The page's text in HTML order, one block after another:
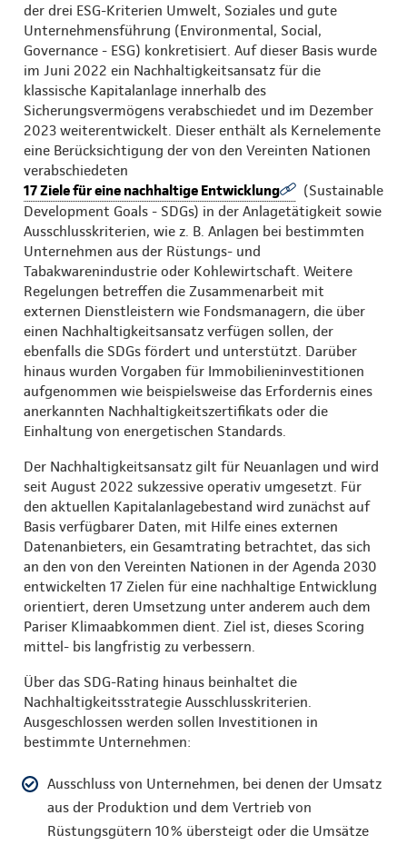
der drei ESG-Kriterien Umwelt, Soziales und gute
Unternehmensführung (Environmental, Social,
Governance - ESG) konkretisiert. Auf dieser Basis wurde
im Juni 2022 ein Nachhaltigkeitsansatz für die
klassische Kapitalanlage innerhalb des
Sicherungsvermögens verabschiedet und im Dezember
2023 weiterentwickelt. Dieser enthält als Kernelemente
eine Berücksichtigung der von den Vereinten Nationen
verabschiedeten
17 Ziele für eine nachhaltige Entwicklung
(Sustainable
Development Goals - SDGs) in der Anlagetätigkeit sowie
Ausschlusskriterien, wie z. B. Anlagen bei bestimmten
Unternehmen aus der Rüstungs- und
Tabakwarenindustrie oder Kohlewirtschaft. Weitere
Regelungen betreffen die Zusammenarbeit mit
externen Dienstleistern wie Fondsmanagern, die über
einen Nachhaltigkeitsansatz verfügen sollen, der
ebenfalls die SDGs fördert und unterstützt. Darüber
hinaus wurden Vorgaben für Immobilieninvestitionen
aufgenommen wie beispielsweise das Erfordernis eines
anerkannten Nachhaltigkeitszertifikats oder die
Einhaltung von energetischen Standards.
Der Nachhaltigkeitsansatz gilt für Neuanlagen und wird
seit August 2022 sukzessive operativ umgesetzt. Für
den aktuellen Kapitalanlagebestand wird zunächst auf
Basis verfügbarer Daten, mit Hilfe eines externen
Datenanbieters, ein Gesamtrating betrachtet, das sich
an den von den Vereinten Nationen in der Agenda 2030
entwickelten 17 Zielen für eine nachhaltige Entwicklung
orientiert, deren Umsetzung unter anderem auch dem
Pariser Klimaabkommen dient. Ziel ist, dieses Scoring
mittel- bis langfristig zu verbessern.
Über das SDG-Rating hinaus beinhaltet die
Nachhaltigkeitsstrategie Ausschlusskriterien.
Ausgeschlossen werden sollen Investitionen in
bestimmte Unternehmen:
Ausschluss von Unternehmen, bei denen der Umsatz
aus der Produktion und dem Vertrieb von
Rüstungsgütern 10% übersteigt oder die Umsätze